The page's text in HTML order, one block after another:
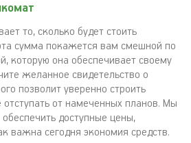
то, сколько будет стоить
сумма покажется вам смешной по
которую она обеспечивает своему
желанное свидетельство о
позволит уверенно строить
от намеченных планов. Мы
доступные цены,
важна сегодня экономия средств.